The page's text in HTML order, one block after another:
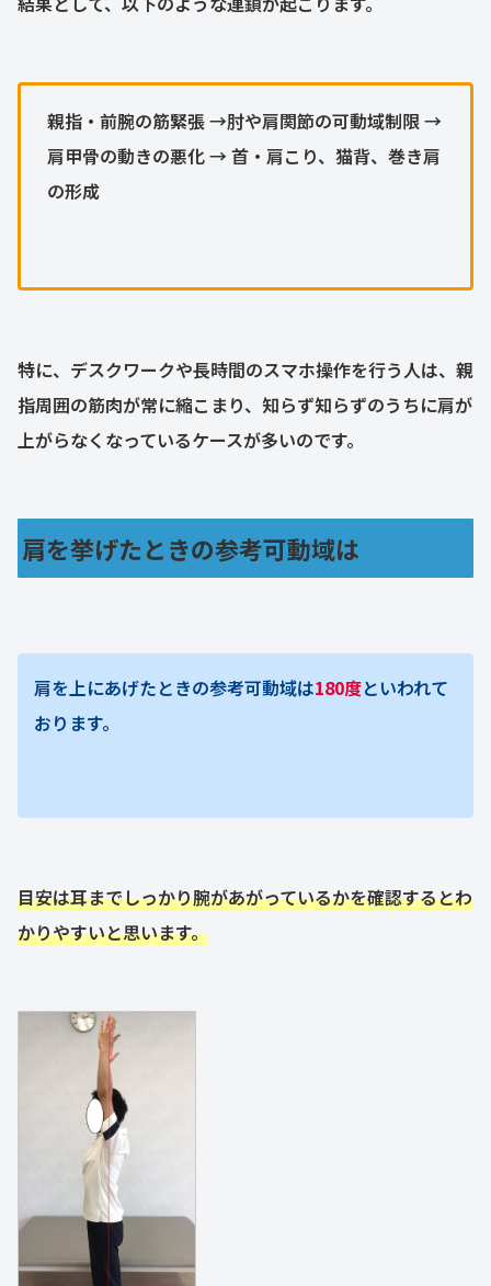
親指・前腕の筋緊張 →肘や肩関節の可動域制限 →
肩甲骨の動きの悪化 → 首・肩こり、猫背、巻き肩
の形成
特に、デスクワークや長時間のスマホ操作を行う人は、親
指周囲の筋肉が常に縮こまり、知らず知らずのうちに肩が
上がらなくなっているケースが多いのです。
肩を挙げたときの参考可動域は
肩を上にあげたときの参考可動域は180度といわれて
おります。
目安は耳までしっかり腕があがっているかを確認するとわ
かりやすいと思います。